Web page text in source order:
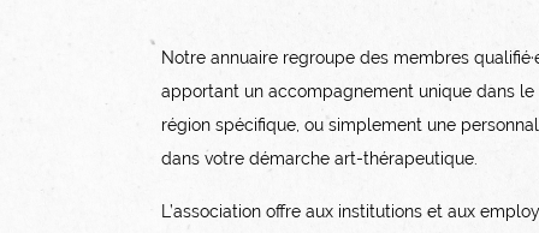
Notre annuaire regroupe des membres
apportant un accompagnement unique dans le
région spécifique, ou simplement une
dans votre démarche art-thérapeutique.
L’association offre aux institutions et aux